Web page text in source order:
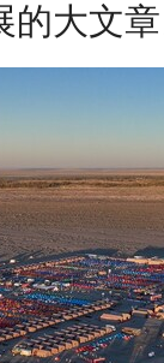
的大文